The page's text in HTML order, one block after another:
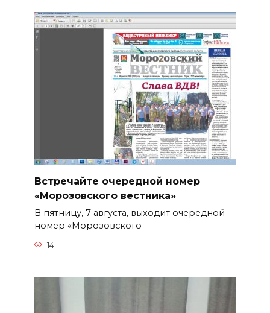
Встречайте очередной номер
«Морозовского вестника»
В пятницу, 7 августа, выходит очередной
номер «Морозовского
14